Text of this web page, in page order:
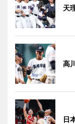
天
高
日